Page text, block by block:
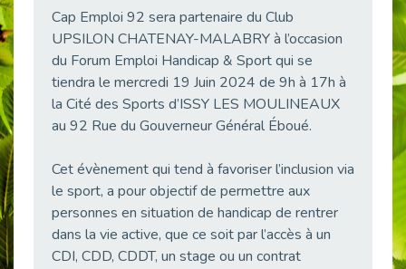
Handicap et emploi : une matinée pour briser les tabous
Publié le 21/05/2026
L’alternance : un levier stratégique pour recruter et inclure durablement
Publié le 18/05/2026
Publié le 12/05/2026
CAP EMPLOI 92 : L’inclusion portée à son sommet, bien au-delà des quotas
38 vidéos pour comprendre et agir durablement
Cap Emploi 92 sera partenaire du Club
UPSILON CHATENAY-MALABRY à l’occasion
du Forum Emploi Handicap & Sport qui se
tiendra le mercredi 19 Juin 2024 de 9h à 17h à
la Cité des Sports d’ISSY LES MOULINEAUX
au 92 Rue du Gouverneur Général Éboué.
Cet évènement qui tend à favoriser l’inclusion via
le sport, a pour objectif de permettre aux
personnes en situation de handicap de rentrer
dans la vie active, que ce soit par l’accès à un
CDI, CDD, CDDT, un stage ou un contrat